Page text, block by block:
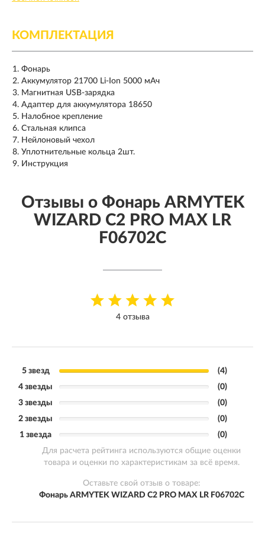
КОМПЛЕКТАЦИЯ
Фонарь
Аккумулятор 21700 Li-Ion 5000 мАч
Магнитная USB-зарядка
Адаптер для аккумулятора 18650
Налобное крепление
Стальная клипса
Нейлоновый чехол
Уплотнительные кольца 2шт.
Инструкция
Отзывы о Фонарь ARMYTEK
WIZARD C2 PRO MAX LR
F06702C
4 отзыва
5 звезд
(4)
4 звезды
(0)
3 звезды
(0)
2 звезды
(0)
1 звезда
(0)
Для расчета рейтинга используются общие оценки
товара и оценки по характеристикам за всё время.
Оставьте свой отзыв о товаре:
Фонарь ARMYTEK WIZARD C2 PRO MAX LR F06702C